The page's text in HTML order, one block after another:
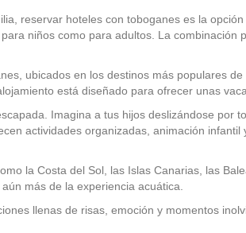
reservar hoteles con toboganes es la
niños como para adultos. La
ubicados en los destinos más populares
está diseñado para ofrecer unas
Imagina a tus hijos deslizándose por
actividades organizadas, animación
la Costa del Sol, las Islas Canarias, las
más de la experiencia acuática.
llenas de risas, emoción y momentos